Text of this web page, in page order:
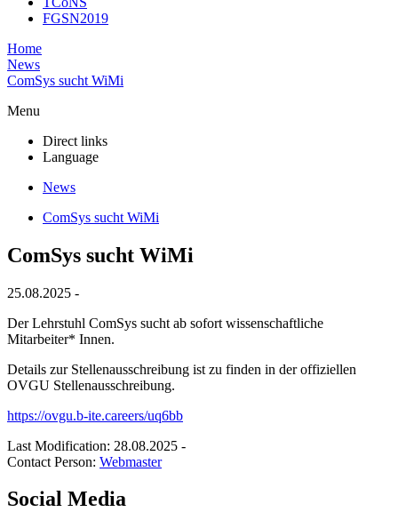
FGSN2019
Home
News
ComSys sucht WiMi
Menu
Direct links
Language
News
ComSys sucht WiMi
ComSys sucht WiMi
25.08.2025 -
Der Lehrstuhl ComSys sucht ab sofort wissenschaftliche
Mitarbeiter* Innen.
Details zur Stellenausschreibung ist zu finden in der offiziellen
OVGU Stellenausschreibung.
https://ovgu.b-ite.careers/uq6bb
Last Modification: 28.08.2025 -
Contact Person: Webmaster
Social Media